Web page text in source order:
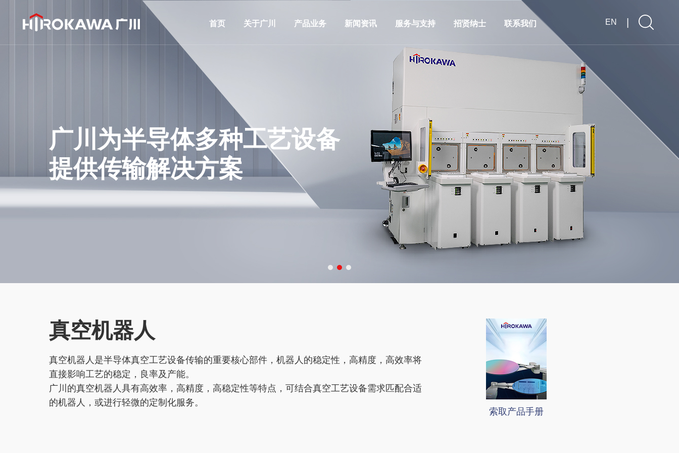
首页 关于广川 产品业务 新闻资讯 服务与支持 招贤纳士 联系我们 EN
广川为半导体多种工艺设备
提供传输解决方案
真空机器人
真空机器人是半导体真空工艺设备传输的重要核心部件，机器人的稳定性，高精度，高效率将
直接影响工艺的稳定，良率及产能。
广川的真空机器人具有高效率，高精度，高稳定性等特点，可结合真空工艺设备需求匹配合适
的机器人，或进行轻微的定制化服务。
索取产品手册